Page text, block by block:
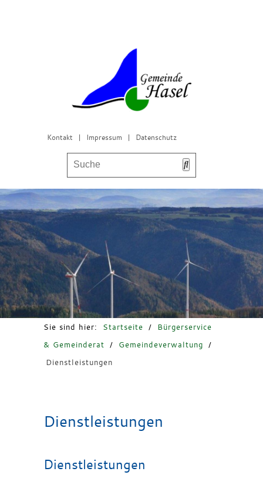
Kontakt | Impressum | Datenschutz
Bürgerservice & Gemeinderat
Leben in Hasel
Freizeit & Tourismus
Sie sind hier: Startseite /
Bürgerservice
& Gemeinderat
/ Gemeindeverwaltung
/
Dienstleistungen
Dienstleistungen
Dienstleistungen